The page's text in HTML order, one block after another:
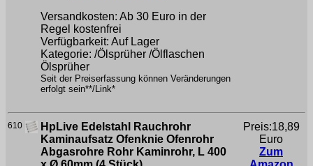
Versandkosten: Ab 30 Euro in der
Regel kostenfrei
Verfügbarkeit: Auf Lager
Kategorie: /Ölsprüher /Ölflaschen
Ölsprüher
Seit der Preiserfassung können Veränderungen
erfolgt sein**/Link*
610
HpLive Edelstahl Rauchrohr
Kaminaufsatz Ofenknie Ofenrohr
Abgasrohre Rohr Kaminrohr, L 400
Preis:18,89
Euro
Zum